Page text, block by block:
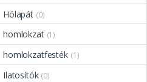
Hólapát (0)
homlokzat (1)
homlokzatfesték (1)
Ilatosítók (0)